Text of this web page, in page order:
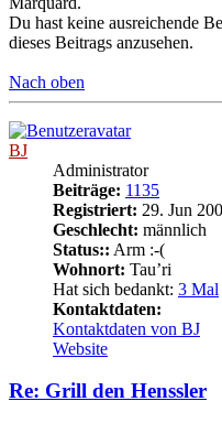
Du hast keine ausreichende
dieses Beitrags anzusehen.
Nach oben
BJ
Administrator
Beiträge: 1135
Registriert: 29. Jun
Geschlecht: männlich
Status:: Arm :-(
Wohnort: Tau’ri
Hat sich bedankt: 3 Mal
Kontaktdaten:
Kontaktdaten von BJ
Website
Re: Grill den Henssler